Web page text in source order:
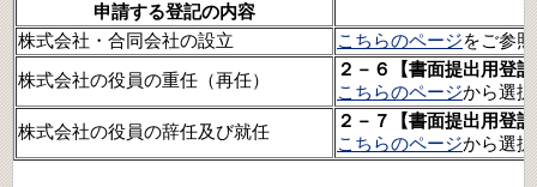
申請する登記の内容
株式会社・合同会社の設立
こちらのページをご参
株式会社の役員の重任（再任）
２－６【書面提出用登
こちらのページから選
株式会社の役員の辞任及び就任
２－７【書面提出用登
こちらのページから選